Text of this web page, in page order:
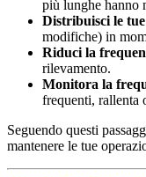
più lunghe hanno
Distribuisci le
modifiche) in
Riduci la
rilevamento.
Monitora la
frequenti, rallenta
Seguendo questi
mantenere le tue